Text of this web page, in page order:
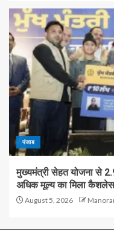
पंजाब
मुख्यमंत्री सेहत योजना से
अधिक मूल्य का मिला
August 5, 2026